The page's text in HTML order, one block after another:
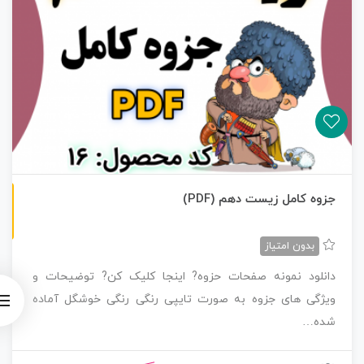
جزوه کامل زیست دهم (PDF)
بدون امتیاز
دانلود نمونه صفحات حزوه? اینجا کلیک کن? توضیحات و
ویژگی های جزوه به صورت تایپی رنگی رنگی خوشگل آماده
شده…